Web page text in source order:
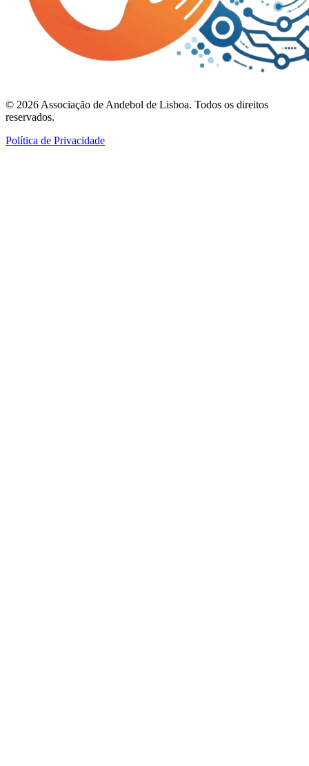
© 2026 Associação de Andebol de Lisboa. Todos os direitos
reservados.
Política de Privacidade